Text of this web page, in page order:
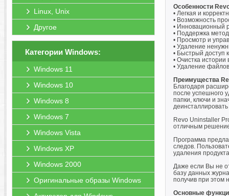
Linux, Unix
Другое
Категории Windows:
Windows 11
Windows 10
Windows 8
Windows 7
Windows Vista
Windows XP
Windows 2000
Оригинальные образы Windows
Особенности
• Легкая и
• Возможность
• Инновационный
• Поддержка
• Просмотр и
• Удаление
• Быстрый доступ
• Очистка
• Удаление
Преимущества
Благодаря
после успешного
папки, ключи и
Revo Uninstaller
отличным
Программа
следов.
удаления
Даже если Вы не
базу данных
получив при этом
Основные